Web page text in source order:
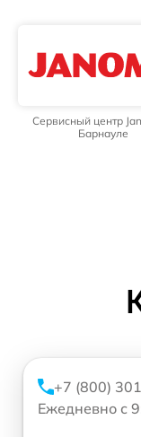
Сервисный центр
Барнауле
+7 (800)
Ежедневно с